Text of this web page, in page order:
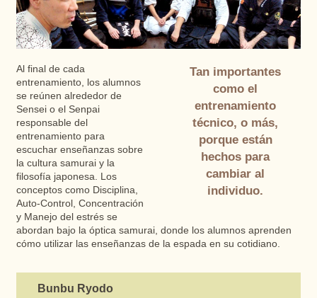
Tan importantes
como el
entrenamiento
técnico, o más,
porque están
hechos para
cambiar al
individuo.
Al final de cada
entrenamiento, los alumnos
se reúnen alrededor de
Sensei o el Senpai
responsable del
entrenamiento para
escuchar enseñanzas sobre
la cultura samurai y la
filosofía japonesa. Los
conceptos como Disciplina,
Auto-Control, Concentración
y Manejo del estrés se
abordan bajo la óptica samurai, donde los alumnos aprenden
cómo utilizar las enseñanzas de la espada en su cotidiano.
Bunbu Ryodo